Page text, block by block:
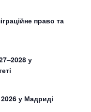
право та
у
у Мадриді